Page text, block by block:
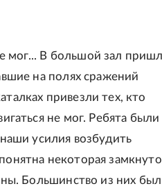
мог... В большой зал
на полях сражений
привезли тех, кто
не мог. Ребята были
усилия возбудить
некоторая
Большинство из них